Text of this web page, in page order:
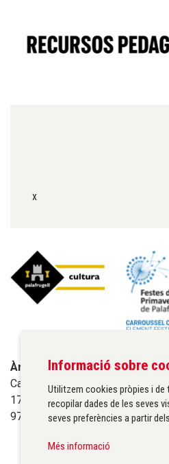
x
Àrea de cultura de
Carrer Santa Margarida, 1
17200 Palafrugell
972 611 172 ·
Informació sobre
Utilitzem cookies pròpies i de
recopilar dades de les seves
seves preferències a partir
Més informació